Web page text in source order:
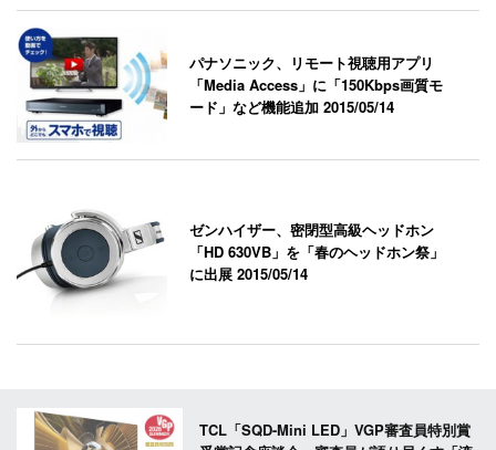
パナソニック、リモート視聴用アプリ
「Media Access」に「150Kbps画質モ
ード」など機能追加2015/05/14
ゼンハイザー、密閉型高級ヘッドホン
「HD 630VB」を「春のヘッドホン祭」
に出展2015/05/14
TCL「SQD-Mini LED」VGP審査員特別賞